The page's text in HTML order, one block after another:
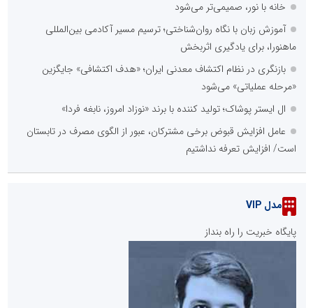
خانه با نور، صمیمی‌تر می‌شود
آموزش زبان با نگاه روان‌شناختی؛ ترسیم مسیر آکادمی بین‌المللی
ماهنورا، برای یادگیری اثربخش
بازنگری در نظام اکتشاف معدنی ایران؛ «هدف اکتشافی» جایگزین
«مرحله عملیاتی» می‌شود
ال ایستر پوشاک؛ تولید کننده با برند «نوزاد امروز، نابغه فردا»
عامل افزایش قبوض برخی مشترکان، عبور از الگوی مصرف در تابستان
است/ افزایش تعرفه نداشتیم
مدل VIP
پایگاه خبریت را راه بنداز